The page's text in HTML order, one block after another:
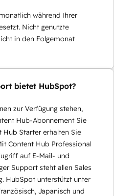
während Ihrer
Nicht genutzte
in den Folgemonat
bietet HubSpot?
zur Verfügung stehen,
Hub-Abonnement Sie
Starter erhalten Sie
Content Hub Professional
auf E-Mail- und
Support steht allen Sales
HubSpot unterstützt unter
Japanisch und